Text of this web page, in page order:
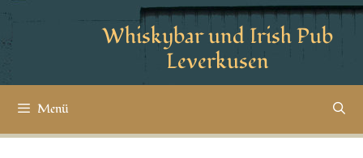
Whiskybar und Irish Pub
Leverkusen
Menü